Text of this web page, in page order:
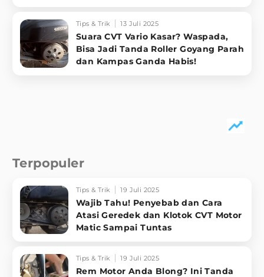
Tips & Trik 13 Juli 2025
Suara CVT Vario Kasar? Waspada,
Bisa Jadi Tanda Roller Goyang Parah
dan Kampas Ganda Habis!
Terpopuler
Tips & Trik 19 Juli 2025
Wajib Tahu! Penyebab dan Cara
Atasi Geredek dan Klotok CVT Motor
Matic Sampai Tuntas
Tips & Trik 19 Juli 2025
Rem Motor Anda Blong? Ini Tanda